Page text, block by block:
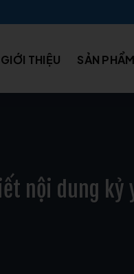
GIỚI THIỆU SẢN
nội dung kỷ